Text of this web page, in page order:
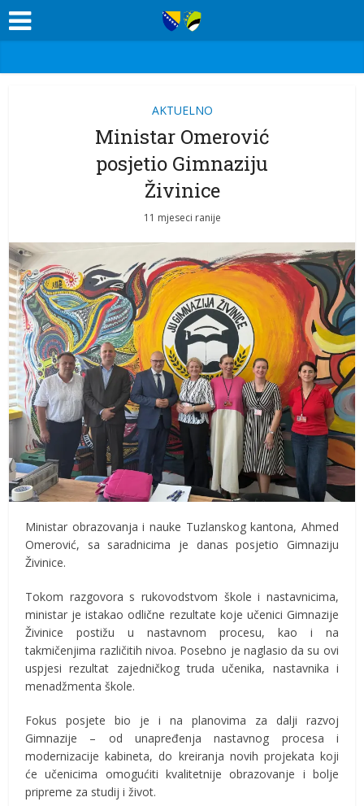
AKTUELNO
Ministar Omerović
posjetio Gimnaziju
Živinice
11 mjeseci ranije
Ministar obrazovanja i nauke Tuzlanskog kantona, Ahmed
Omerović, sa saradnicima je danas posjetio Gimnaziju
Živinice.
Tokom razgovora s rukovodstvom škole i nastavnicima,
ministar je istakao odlične rezultate koje učenici Gimnazije
Živinice postižu u nastavnom procesu, kao i na
takmičenjima različitih nivoa. Posebno je naglasio da su ovi
uspjesi rezultat zajedničkog truda učenika, nastavnika i
menadžmenta škole.
Fokus posjete bio je i na planovima za dalji razvoj
Gimnazije – od unapređenja nastavnog procesa i
modernizacije kabineta, do kreiranja novih projekata koji
će učenicima omogućiti kvalitetnije obrazovanje i bolje
pripreme za studij i život.